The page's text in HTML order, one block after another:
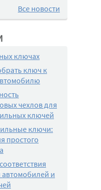
Все новости
ключах
ключ к
чехлов для
ключей
ключи:
простого
и